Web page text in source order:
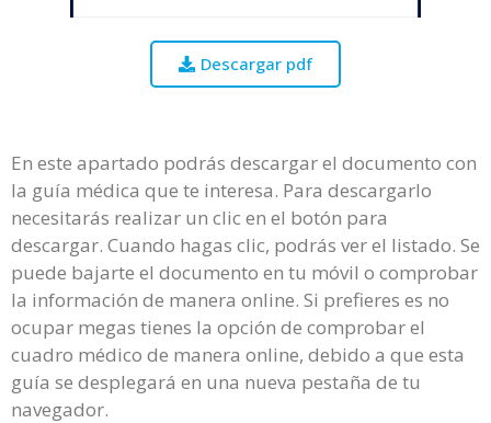
Descargar pdf
En este apartado podrás descargar el documento con
la guía médica que te interesa. Para descargarlo
necesitarás realizar un clic en el botón para
descargar. Cuando hagas clic, podrás ver el listado. Se
puede bajarte el documento en tu móvil o comprobar
la información de manera online. Si prefieres es no
ocupar megas tienes la opción de comprobar el
cuadro médico de manera online, debido a que esta
guía se desplegará en una nueva pestaña de tu
navegador.